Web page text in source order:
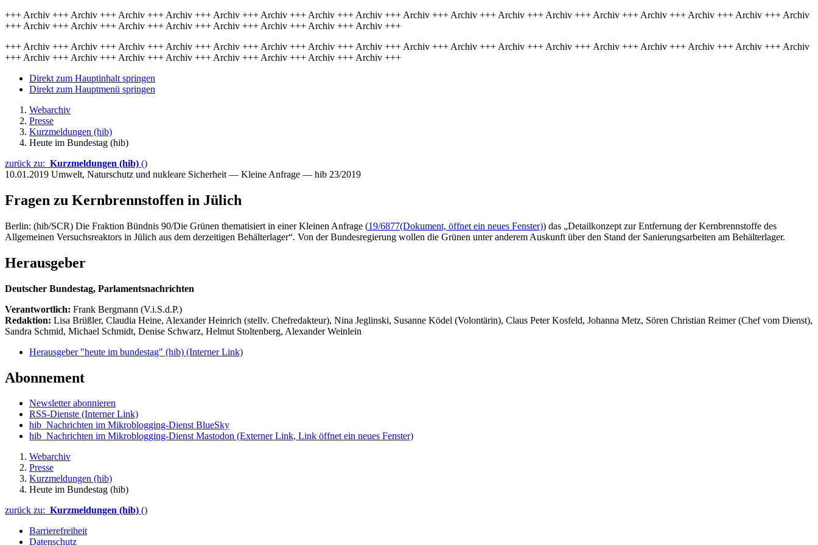
+++ Archiv +++ Archiv +++ Archiv +++ Archiv +++ Archiv +++ Archiv +++ Archiv +++ Archiv +++ Archiv +++ Archiv +++ Archiv +++ Archiv +++ Archiv +++ Archiv +++ Archiv +++ Archiv +++ Archiv
+++ Archiv +++ Archiv +++ Archiv +++ Archiv +++ Archiv +++ Archiv +++ Archiv +++ Archiv +++
+++ Archiv +++ Archiv +++ Archiv +++ Archiv +++ Archiv +++ Archiv +++ Archiv +++ Archiv +++ Archiv +++ Archiv +++ Archiv +++ Archiv +++ Archiv +++ Archiv +++ Archiv +++ Archiv +++ Archiv
+++ Archiv +++ Archiv +++ Archiv +++ Archiv +++ Archiv +++ Archiv +++ Archiv +++ Archiv +++
Direkt zum Hauptinhalt springen
Direkt zum Hauptmenü springen
Webarchiv
Presse
Kurzmeldungen (hib)
Heute im Bundestag (hib)
zurück zu: Kurzmeldungen (hib) ()
10.01.2019 Umwelt, Naturschutz und nukleare Sicherheit — Kleine Anfrage — hib 23/2019
Fragen zu Kernbrennstoffen in Jülich
Berlin: (hib/SCR) Die Fraktion Bündnis 90/Die Grünen thematisiert in einer Kleinen Anfrage (19/6877(Dokument, öffnet ein neues Fenster)) das „Detailkonzept zur Entfernung der Kernbrennstoffe des
Allgemeinen Versuchsreaktors in Jülich aus dem derzeitigen Behälterlager“. Von der Bundesregierung wollen die Grünen unter anderem Auskunft über den Stand der Sanierungsarbeiten am Behälterlager.
Herausgeber
Deutscher Bundestag, Parlamentsnachrichten
Verantwortlich: Frank Bergmann (V.i.S.d.P.)
Redaktion: Lisa Brüßler, Claudia Heine, Alexander Heinrich (stellv. Chefredakteur), Nina Jeglinski, Susanne Ködel (Volontärin), Claus Peter Kosfeld, Johanna Metz, Sören Christian Reimer (Chef vom Dienst),
Sandra Schmid, Michael Schmidt, Denise Schwarz, Helmut Stoltenberg, Alexander Weinlein
Herausgeber "heute im bundestag" (hib) (Interner Link)
Abonnement
Newsletter abonnieren
RSS-Dienste (Interner Link)
hib_Nachrichten im Mikroblogging-Dienst BlueSky
hib_Nachrichten im Mikroblogging-Dienst Mastodon (Externer Link, Link öffnet ein neues Fenster)
Webarchiv
Presse
Kurzmeldungen (hib)
Heute im Bundestag (hib)
zurück zu: Kurzmeldungen (hib) ()
Barrierefreiheit
Datenschutz